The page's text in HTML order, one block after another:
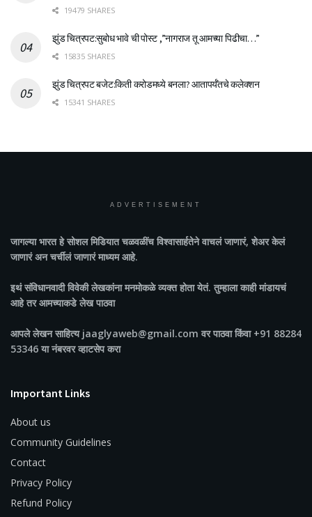
19479 SHARES
झुंड चित्रपट:सुबोध भावे ची पोस्ट ,”नागराज तू आमच्या पिढीचा…”
15835 SHARES
झुंड चित्रपट बजेट:किती करोडमध्ये बनला? आतापर्यँतचे कलेक्शन
15341 SHARES
ADVERTISEMENT
जागल्या भारतहे सोशल मिडियात चळवळींच विश्वासार्हतेने वाचलं जाणारं, शेअर केलं
जाणारं अन चर्चीलं जाणारं माध्यम आहे.
इथं संविधानवादी विवेकी लेखकांना मनमोकळे व्यक्त होता येतं. तुम्हाला काही मांडायचं
आहे तर आमच्याकडे लेख पाठवा
आपले लेखन साहित्य jaaglyaweb@gmail.com वर पाठवा किंवा +91 88284
53346 या नंबरवर व्हाटसेप करा
Important Links
About us
Community Guidelines
Contact
Privacy Policy
Refund Policy